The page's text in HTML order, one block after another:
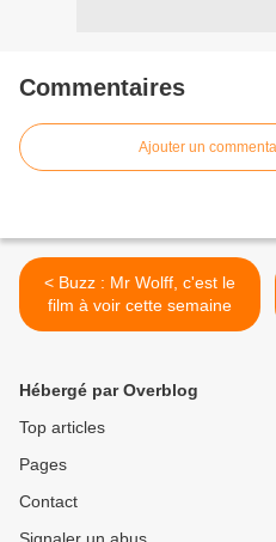
Commentaires
Ajouter un
< Buzz : Mr Wolff, c'est le
film à voir cette semaine
Hébergé par Overblog
Top articles
Pages
Contact